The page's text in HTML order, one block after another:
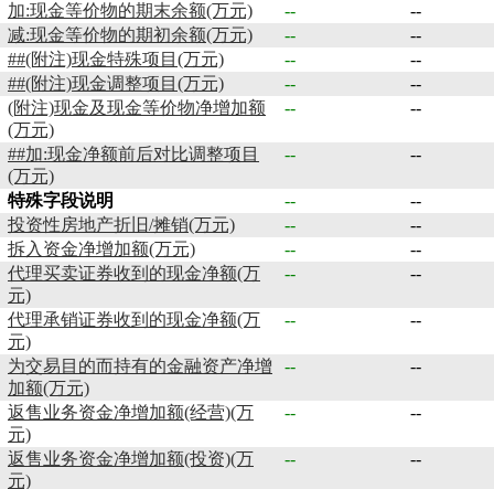
加:现金等价物的期末余额(万元)
--
--
减:现金等价物的期初余额(万元)
--
--
##(附注)现金特殊项目(万元)
--
--
##(附注)现金调整项目(万元)
--
--
(附注)现金及现金等价物净增加额
(万元)
-- --
##加:现金净额前后对比调整项目
(万元)
-- --
特殊字段说明 --
--
投资性房地产折旧/摊销(万元)
--
--
拆入资金净增加额(万元)
--
--
代理买卖证券收到的现金净额(万
元)
-- --
代理承销证券收到的现金净额(万
元)
-- --
为交易目的而持有的金融资产净增
加额(万元)
-- --
返售业务资金净增加额(经营)(万
元)
-- --
返售业务资金净增加额(投资)(万
元)
-- --